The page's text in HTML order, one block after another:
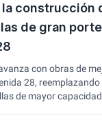
la construcción
de gran
con obras de
28,
de mayor